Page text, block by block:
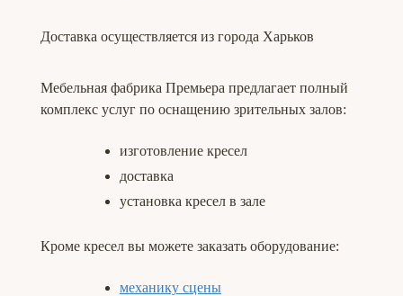
Доставка осуществляется из города Харьков
Мебельная фабрика Премьера предлагает полный
комплекс услуг по оснащению зрительных залов:
изготовление кресел
доставка
установка кресел в зале
Кроме кресел вы можете заказать оборудование:
механику сцены